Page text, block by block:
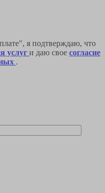
я подтверждаю, что
услуг и даю свое согласие
.